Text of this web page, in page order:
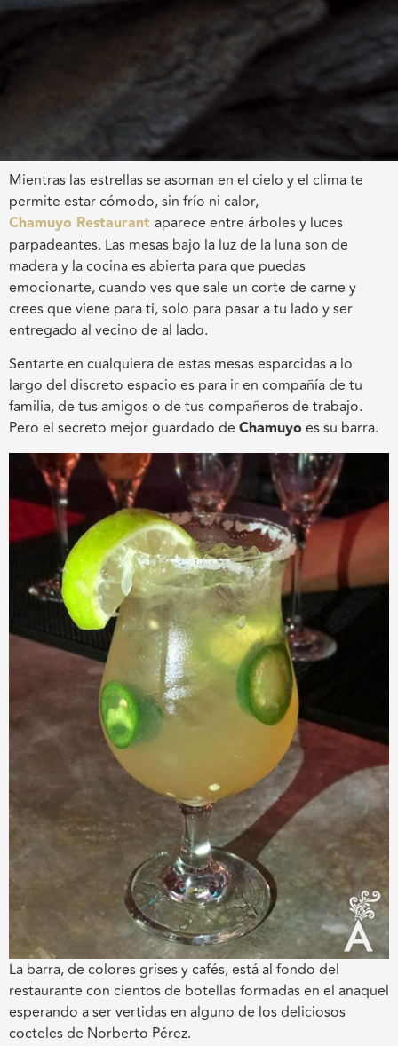
Mientras las estrellas se asoman en el cielo y el clima te
permite estar cómodo, sin frío ni calor,
Chamuyo Restaurant aparece entre árboles y luces
parpadeantes. Las mesas bajo la luz de la luna son de
madera y la cocinaes abierta para que puedas
emocionarte, cuando ves que sale un corte de carne y
crees que viene para ti, solo para pasar a tu lado y ser
entregado al vecino de al lado.
Sentarte en cualquiera de estas mesas esparcidas a lo
largo del discreto espacio es para ir en compañía de tu
familia, de tus amigos o de tus compañeros de trabajo.
Pero el secreto mejor guardado de Chamuyo es su barra.
La barra, de colores grises y cafés, está al fondo del
restaurante con cientos de botellas formadas en el anaquel
esperando a ser vertidas en alguno de los deliciosos
cocteles de Norberto Pérez.